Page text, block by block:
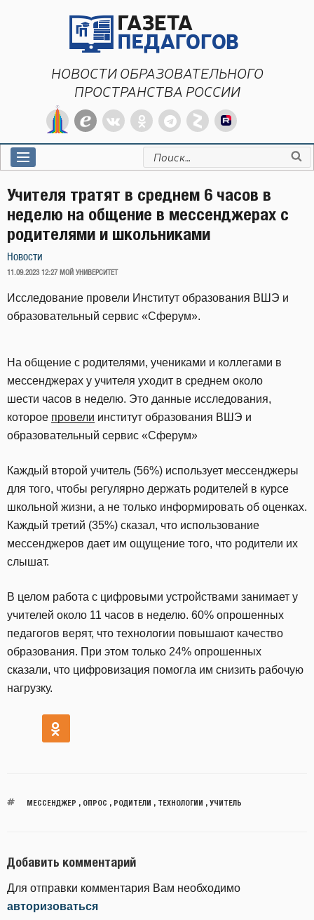
НОВОСТИ ОБРАЗОВАТЕЛЬНОГО
ПРОСТРАНСТВА РОССИИ
Искать:
Учителя тратят в среднем 6 часов в
неделю на общение в мессенджерах с
родителями и школьниками
Новости
ОПУБЛИКОВАНО
11.09.2023 12:27 МОЙ УНИВЕРСИТЕТ
Исследование провели Институт образования ВШЭ и
образовательный сервис «Сферум».
На общение с родителями, учениками и коллегами в
мессенджерах у учителя уходит в среднем около
шести часов в неделю. Это данные исследования,
которое провели институт образования ВШЭ и
образовательный сервис «Сферум»
Каждый второй учитель (56%) использует мессенджеры
для того, чтобы регулярно держать родителей в курсе
школьной жизни, а не только информировать об оценках.
Каждый третий (35%) сказал, что использование
мессенджеров дает им ощущение того, что родители их
слышат.
В целом работа с цифровыми устройствами занимает у
учителей около 11 часов в неделю. 60% опрошенных
педагогов верят, что технологии повышают качество
образования. При этом только 24% опрошенных
сказали, что цифровизация помогла им снизить рабочую
нагрузку.
МЕССЕНДЖЕР , ОПРОС , РОДИТЕЛИ , ТЕХНОЛОГИИ , УЧИТЕЛЬ
Добавить комментарий
Для отправки комментария Вам необходимо
авторизоваться